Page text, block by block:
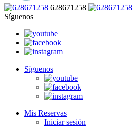
628671258
Síguenos
Síguenos
Mis Reservas
Iniciar sesión